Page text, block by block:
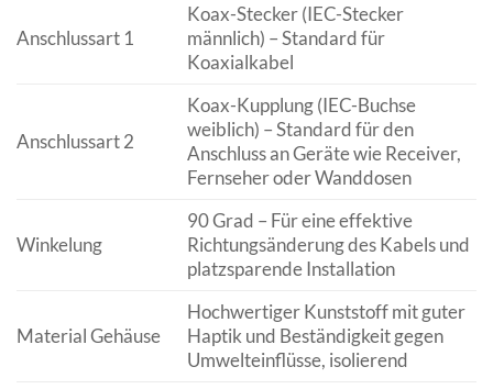
Anschlussart 1
Koax-Stecker (IEC-Stecker
männlich) – Standard für
Koaxialkabel
Anschlussart 2
Koax-Kupplung (IEC-Buchse
weiblich) – Standard für den
Anschluss an Geräte wie Receiver,
Fernseher oder Wanddosen
Winkelung
90 Grad – Für eine effektive
Richtungsänderung des Kabels und
platzsparende Installation
Material Gehäuse
Hochwertiger Kunststoff mit guter
Haptik und Beständigkeit gegen
Umwelteinflüsse, isolierend